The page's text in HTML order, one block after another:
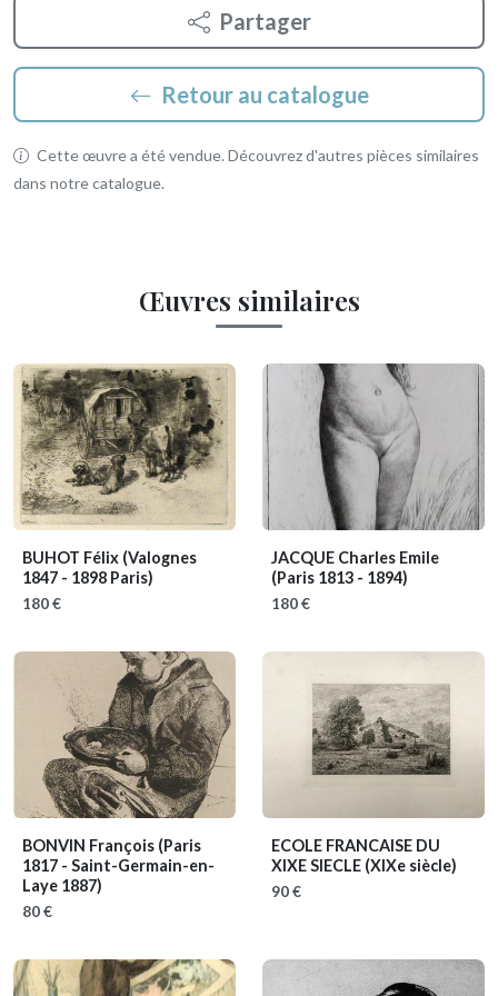
Partager
Retour au catalogue
Cette œuvre a été vendue. Découvrez d'autres pièces similaires
dans notre catalogue.
Œuvres similaires
BUHOT Félix (Valognes
1847 - 1898 Paris)
180 €
JACQUE Charles Emile
(Paris 1813 - 1894)
180 €
BONVIN François (Paris
1817 - Saint-Germain-en-
Laye 1887)
80 €
ECOLE FRANCAISE DU
XIXE SIECLE (XIXe siècle)
90 €